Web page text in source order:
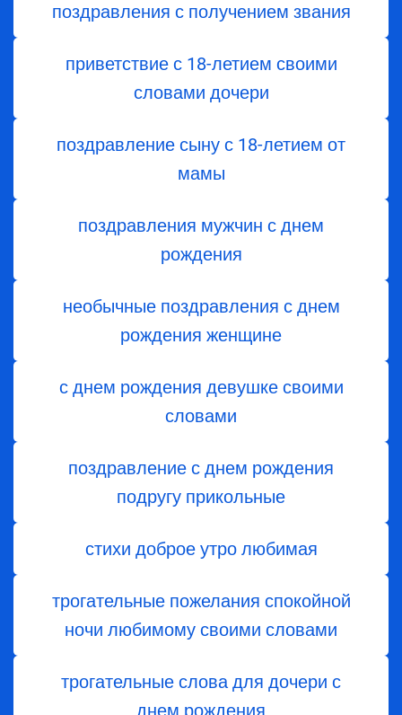
поздравления с получением звания
приветствие с 18-летием своими
словами дочери
поздравление сыну с 18-летием от
мамы
поздравления мужчин с днем
рождения
необычные поздравления с днем
рождения женщине
с днем рождения девушке своими
словами
поздравление с днем рождения
подругу прикольные
стихи доброе утро любимая
трогательные пожелания спокойной
ночи любимому своими словами
трогательные слова для дочери с
днем ​​рождения